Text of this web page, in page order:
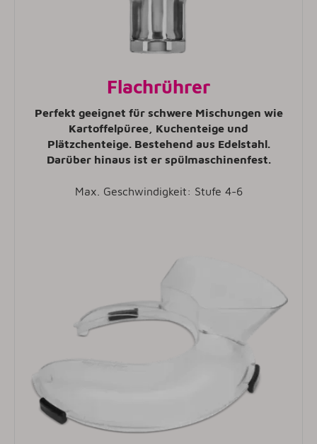
Flachrührer
Perfekt geeignet für schwere Mischungen wie
Kartoffelpüree, Kuchenteige und
Plätzchenteige. Bestehend aus Edelstahl.
Darüber hinaus ist er spülmaschinenfest.
Max. Geschwindigkeit: Stufe 4-6